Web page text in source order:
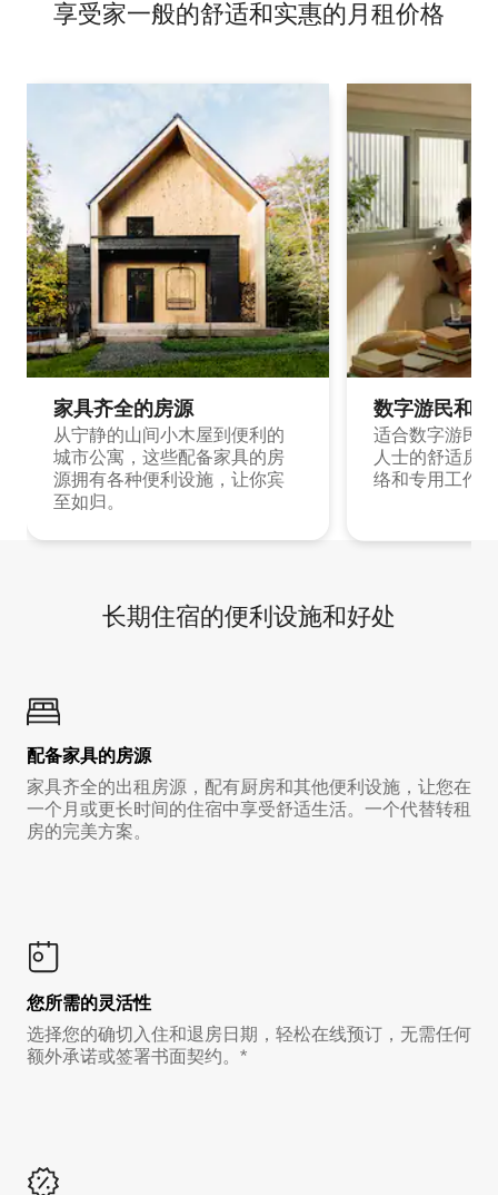
享受家一般的舒适和实惠的月租价格
家具齐全的房源
从宁静的山间小木屋到便利的
城市公寓，这些配备家具的房
源拥有各种便利设施，让你宾
至如归。
数字游民和
适合数字游民
人士的舒适房
络和专用工作
长期住宿的便利设施和好处
配备家具的房源
家具齐全的出租房源，配有厨房和其他便利设施，让您在
一个月或更长时间的住宿中享受舒适生活。一个代替转租
房的完美方案。
您所需的灵活性
选择您的确切入住和退房日期，轻松在线预订，无需任何
额外承诺或签署书面契约。*